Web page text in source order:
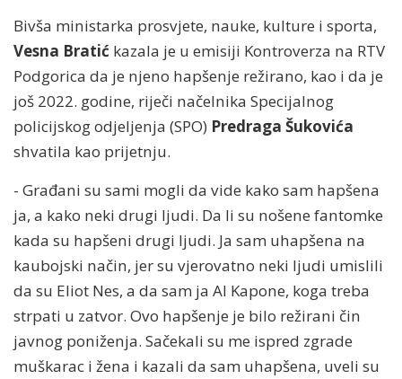
Bivša ministarka prosvjete, nauke, kulture i sporta,
Vesna Bratić kazala je u emisiji Kontroverza na RTV
Podgorica da je njeno hapšenje režirano, kao i da je
još 2022. godine, riječi načelnika Specijalnog
policijskog odjeljenja (SPO) Predraga Šukovića
shvatila kao prijetnju.
- Građani su sami mogli da vide kako sam hapšena
ja, a kako neki drugi ljudi. Da li su nošene fantomke
kada su hapšeni drugi ljudi. Ja sam uhapšena na
kaubojski način, jer su vjerovatno neki ljudi umislili
da su Eliot Nes, a da sam ja Al Kapone, koga treba
strpati u zatvor. Ovo hapšenje je bilo režirani čin
javnog poniženja. Sačekali su me ispred zgrade
muškarac i žena i kazali da sam uhapšena, uveli su